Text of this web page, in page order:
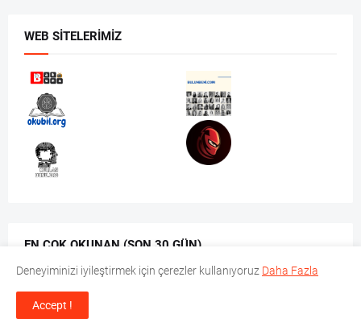
WEB SITELERIMIZ
EN ÇOK OKUNAN (SON 30 GÜN)
Deneyiminizi iyileştirmek için çerezler kullanıyoruz Daha Fazla
Accept !